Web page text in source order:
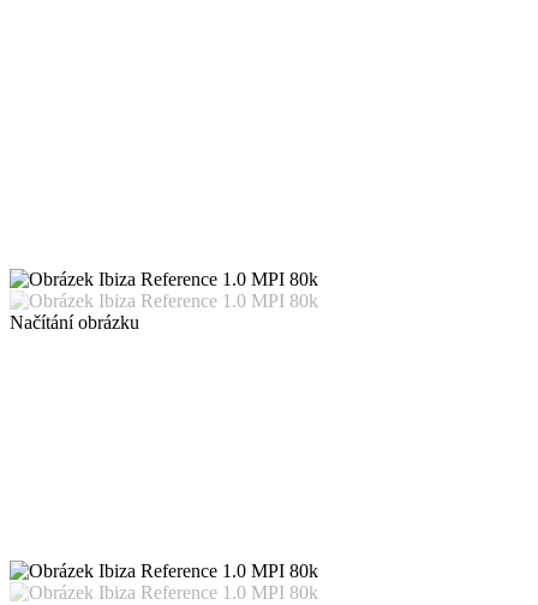
Načítání obrázku